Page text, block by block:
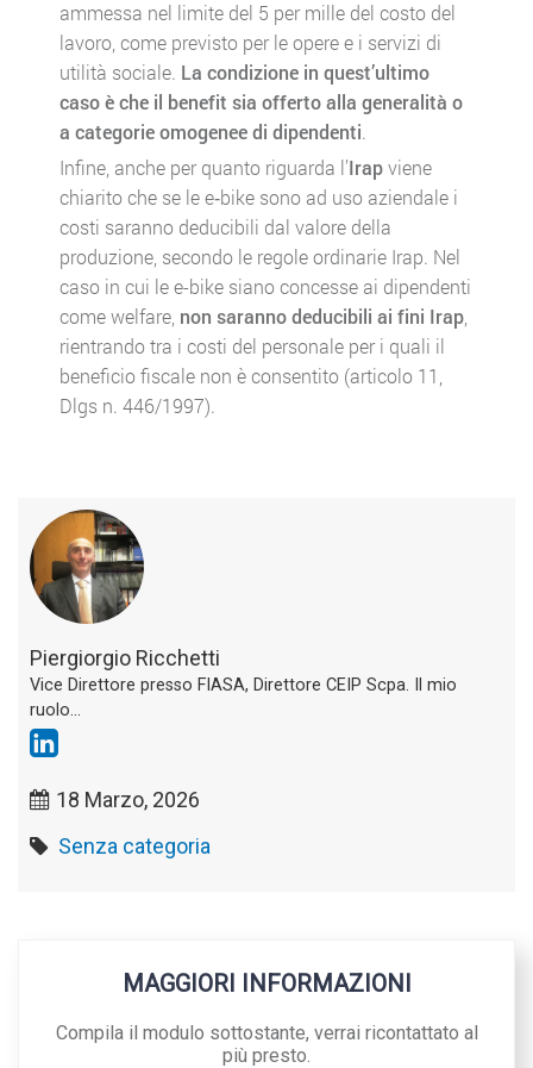
ammessa nel limite del 5 per mille del costo del
lavoro, come previsto per le opere e i servizi di
utilità sociale. La condizione in quest’ultimo
caso è che il benefit sia offerto alla generalità o
a categorie omogenee di dipendenti.
Infine, anche per quanto riguarda l’Irapviene
chiarito che se le e‑bike sono ad uso aziendale i
costi saranno deducibili dal valore della
produzione, secondo le regole ordinarie Irap. Nel
caso in cui le e-bike siano concesse ai dipendenti
come welfare, non saranno deducibili ai fini Irap
rientrando tra i costi del personale per i quali il
beneficio fiscale non è consentito (articolo 11,
Dlgs n. 446/1997).
Piergiorgio Ricchetti
Vice Direttore presso FIASA, Direttore CEIP Scpa. Il mio
ruolo...
18 Marzo, 2026
Senza categoria
MAGGIORI INFORMAZIONI
Compila il modulo sottostante, verrai ricontattato al
più presto.